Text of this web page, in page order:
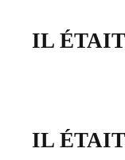
IL
IL